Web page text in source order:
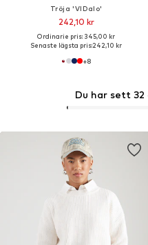
Tröja 'VIDalo'
242,10 kr
Ordinarie pris: 345,00 kr
Senaste lägsta pris:242,10 kr
+8
Du har sett 32